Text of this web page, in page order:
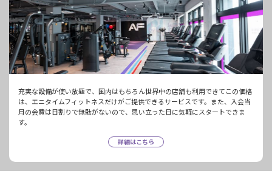
充実な設備が使い放題で、国内はもちろん世界中の店舗も利用できてこの価格
は、エニタイムフィットネスだけがご提供できるサービスです。また、入会当
月の会費は日割りで無駄がないので、思い立った日に気軽にスタートできま
す。
詳細はこちら